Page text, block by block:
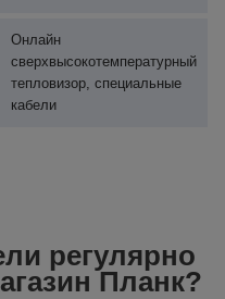
Онлайн
сверхвысокотемпературный
тепловизор, специальные
кабели
регулярно
Планк?